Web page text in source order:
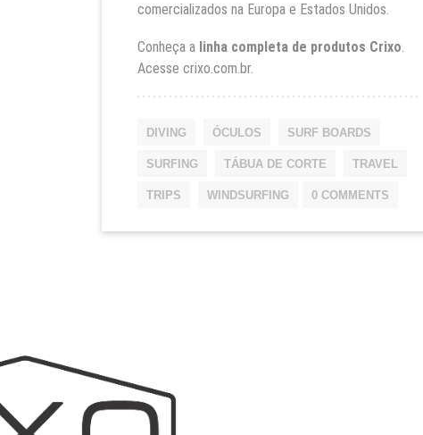
comercializados na Europa e Estados Unidos.
Conheça alinha completa de produtos Crixo.
Acesse crixo.com.br.
DIVING ÓCULOS SURF BOARDS
SURFING TÁBUA DE CORTE TRAVEL
TRIPS WINDSURFING 0 COMMENTS